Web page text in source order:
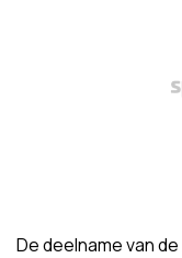
De deelname van